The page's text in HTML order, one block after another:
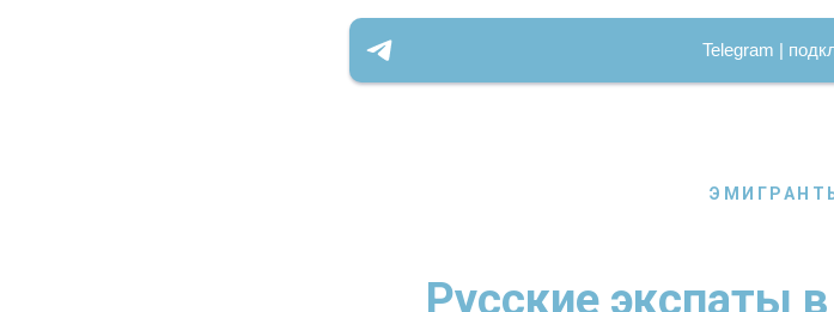
Telegram |
Русские экспаты